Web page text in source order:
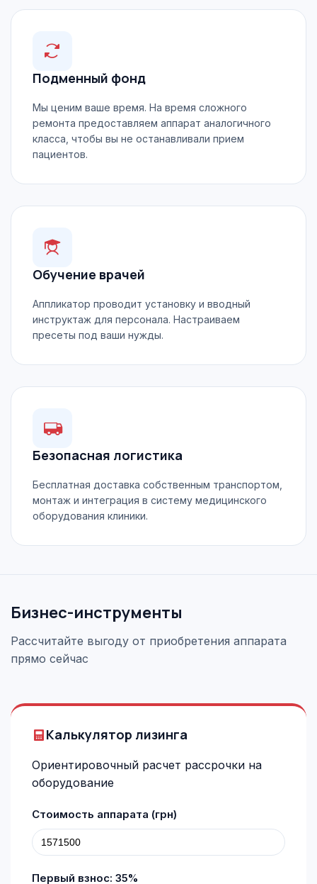
Подменный фонд
Мы ценим ваше время. На время сложного
ремонта предоставляем аппарат аналогичного
класса, чтобы вы не останавливали прием
пациентов.
Обучение врачей
Аппликатор проводит установку и вводный
инструктаж для персонала. Настраиваем
пресеты под ваши нужды.
Безопасная логистика
Бесплатная доставка собственным транспортом,
монтаж и интеграция в систему медицинского
оборудования клиники.
Бизнес-инструменты
Рассчитайте выгоду от приобретения аппарата
прямо сейчас
Калькулятор лизинга
Ориентировочный расчет рассрочки на
оборудование
Стоимость аппарата (грн)
Первый взнос: 35%